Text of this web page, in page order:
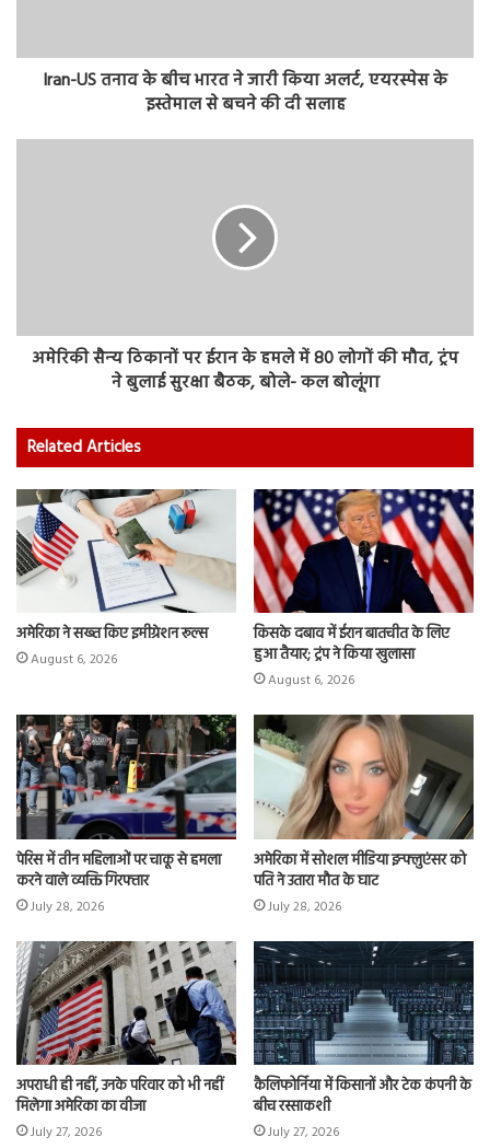
Iran-US तनाव के बीच भारत ने जारी किया अलर्ट, एयरस्पेस के
इस्तेमाल से बचने की दी सलाह
अमेरिकी सैन्‍य ठिकानों पर ईरान के हमले में 80 लोगों की मौत, ट्रंप
ने बुलाई सुरक्षा बैठक, बोले- कल बोलूंगा
Related Articles
अमेरिका ने सख्त किए इमीग्रेशन रूल्स
August 6, 2026
किसके दबाव में ईरान बातचीत के लिए
हुआ तैयार; ट्रंप ने किया खुलासा
August 6, 2026
पेरिस में तीन महिलाओं पर चाकू से हमला
करने वाले व्यक्ति गिरफ्तार
July 28, 2026
अमेरिका में सोशल मीडिया इन्फ्लुएंसर को
पति ने उतारा मौत के घाट
July 28, 2026
अपराधी ही नहीं, उनके परिवार को भी नहीं
मिलेगा अमेरिका का वीजा
July 27, 2026
कैलिफोर्निया में किसानों और टेक कंपनी के
बीच रस्साकशी
July 27, 2026